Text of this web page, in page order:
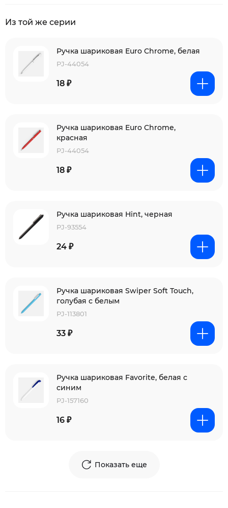
Из той же серии
Ручка шариковая Euro Chrome, белая
PJ-44054
18 ₽
Ручка шариковая Euro Chrome,
красная
PJ-44054
18 ₽
Ручка шариковая Hint, черная
PJ-93554
24 ₽
Ручка шариковая Swiper Soft Touch,
голубая с белым
PJ-113801
33 ₽
Ручка шариковая Favorite, белая с
синим
PJ-157160
16 ₽
Показать еще